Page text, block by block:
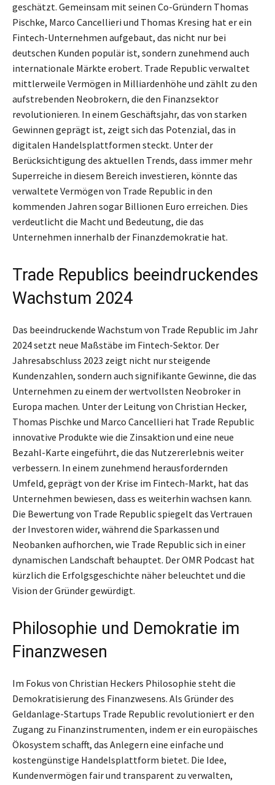
geschätzt. Gemeinsam mit seinen Co-Gründern Thomas
Pischke, Marco Cancellieri und Thomas Kresing hat er ein
Fintech-Unternehmen aufgebaut, das nicht nur bei
deutschen Kunden populär ist, sondern zunehmend auch
internationale Märkte erobert. Trade Republic verwaltet
mittlerweile Vermögen in Milliardenhöhe und zählt zu den
aufstrebenden Neobrokern, die den Finanzsektor
revolutionieren. In einem Geschäftsjahr, das von starken
Gewinnen geprägt ist, zeigt sich das Potenzial, das in
digitalen Handelsplattformen steckt. Unter der
Berücksichtigung des aktuellen Trends, dass immer mehr
Superreiche in diesem Bereich investieren, könnte das
verwaltete Vermögen von Trade Republic in den
kommenden Jahren sogar Billionen Euro erreichen. Dies
verdeutlicht die Macht und Bedeutung, die das
Unternehmen innerhalb der Finanzdemokratie hat.
Trade Republics beeindruckendes
Wachstum 2024
Das beeindruckende Wachstum von Trade Republic im Jahr
2024 setzt neue Maßstäbe im Fintech-Sektor. Der
Jahresabschluss 2023 zeigt nicht nur steigende
Kundenzahlen, sondern auch signifikante Gewinne, die das
Unternehmen zu einem der wertvollsten Neobroker in
Europa machen. Unter der Leitung von Christian Hecker,
Thomas Pischke und Marco Cancellieri hat Trade Republic
innovative Produkte wie die Zinsaktion und eine neue
Bezahl-Karte eingeführt, die das Nutzererlebnis weiter
verbessern. In einem zunehmend herausfordernden
Umfeld, geprägt von der Krise im Fintech-Markt, hat das
Unternehmen bewiesen, dass es weiterhin wachsen kann.
Die Bewertung von Trade Republic spiegelt das Vertrauen
der Investoren wider, während die Sparkassen und
Neobanken aufhorchen, wie Trade Republic sich in einer
dynamischen Landschaft behauptet. Der OMR Podcast hat
kürzlich die Erfolgsgeschichte näher beleuchtet und die
Vision der Gründer gewürdigt.
Philosophie und Demokratie im
Finanzwesen
Im Fokus von Christian Heckers Philosophie steht die
Demokratisierung des Finanzwesens. Als Gründer des
Geldanlage-Startups Trade Republic revolutioniert er den
Zugang zu Finanzinstrumenten, indem er ein europäisches
Ökosystem schafft, das Anlegern eine einfache und
kostengünstige Handelsplattform bietet. Die Idee,
Kundenvermögen fair und transparent zu verwalten,